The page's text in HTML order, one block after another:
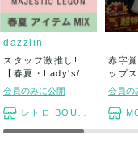
dazzlin
スタッフ激推し!
【春夏・Lady's/
1...
会員のみに公開
レトロ BOUTIQUE
赤字
ップ
ット
会員の